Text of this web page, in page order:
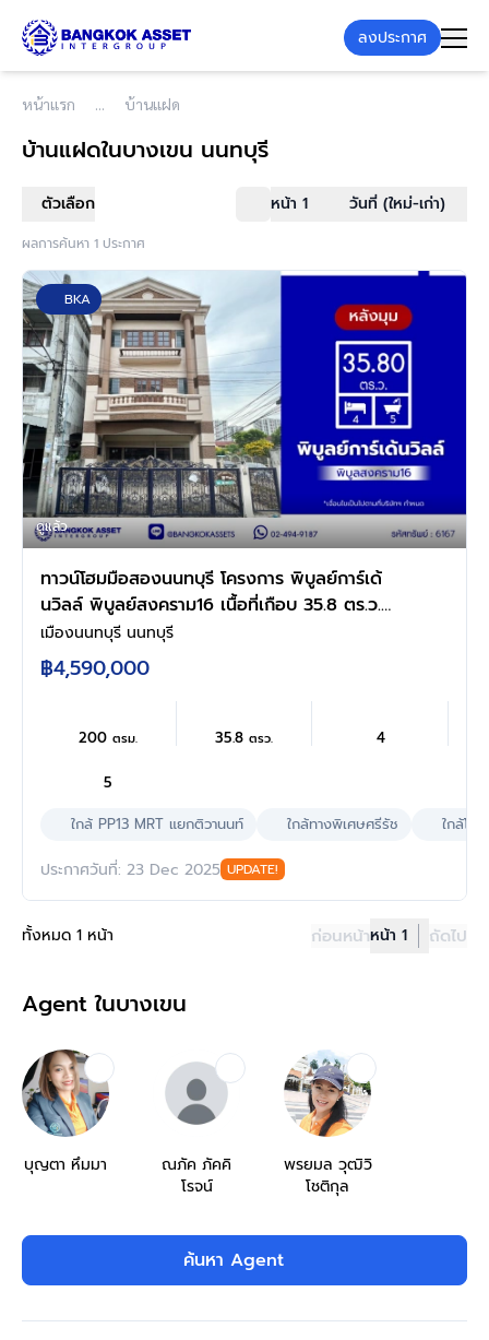
ลงประกาศ
หน้าแรก บ้านแฝด
บ้านแฝดในบางเขน นนทบุรี
ตัวเลือก หน้า 1 วันที่ (ใหม่-เก่า)
ผลการค้นหา 1 ประกาศ
BKA
ดูแล้ว
ทาวน์โฮมมือสองนนทบุรี โครงการ พิบูลย์การ์เด้
นวิลล์ พิบูลย์สงคราม16 เนื้อที่เกือบ 35.8 ตร.ว.
พื้นที่ใช้สอย 200 ตร.ม. ฟังก์ชัน 4 ห้องนอน 5
ห้องน้ำ บนสุดยอดทำเล เชื่อมถนนพิบูลย์สงคราม,
ถนนวงศ์สว่าง, ถนนนครอินทร์ และถนนติวานนท์
ใกล้รถไฟฟ้าสายสีม่วง "สถานีแยกติวานนท์" และจุด
ขึ้นทางด่วน "ศรีรัช-วงแหวนรอบน
เมืองนนทบุรี นนทบุรี
฿4,590,000
200ตรม. 35.8ตรว. 4
5
ใกล้ PP13 MRT แยกติวานนท์
ใกล้ทางพิเศษศรีรัช ใกล้โร
ประกาศวันที่: 23 Dec 2025 UPDATE!
ทั้งหมด 1 หน้า ก่อนหน้าหน้า 1 ถัดไป
Agent ในบางเขน
บุญตา หึมมา
ณภัค ภัคคิ
โรจน์
พรยมล วุฒิวิ
โชติกุล
ค้นหา Agent